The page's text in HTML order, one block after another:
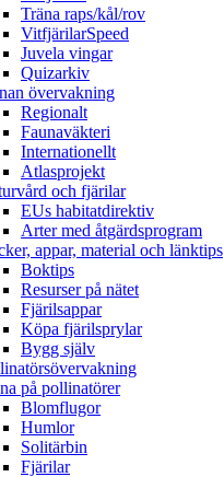
Träna raps/kål/rov
VitfjärilarSpeed
Juvela vingar
Quizarkiv
övervakning
Regionalt
Faunaväkteri
Internationellt
Atlasprojekt
och fjärilar
EUs habitatdirektiv
Arter med åtgärdsprogram
appar, material och länktips
Boktips
Resurser på nätet
Fjärilsappar
Köpa fjärilsprylar
Bygg själv
på pollinatörer
Blomflugor
Humlor
Solitärbin
Fjärilar